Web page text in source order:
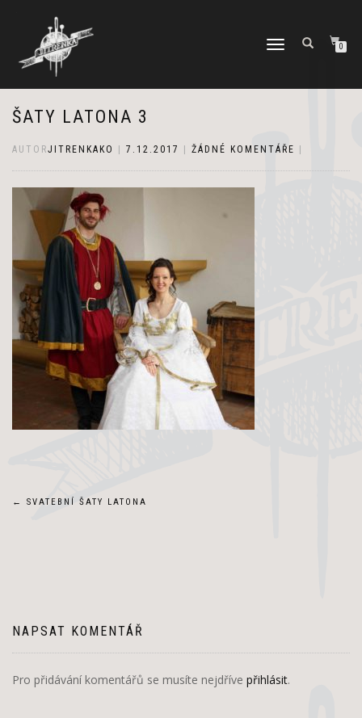
PŘEPNOUT
0
ŠATY LATONA 3
AUTORJITRENKAKO 7.12.2017 ŽÁDNÉ KOMENTÁŘE
Navigace
← SVATEBNÍ ŠATY LATONA
NAPSAT KOMENTÁŘ
Pro přidávání komentářů se musíte nejdříve přihlásit.